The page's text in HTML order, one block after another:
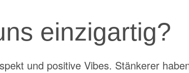
einzigartig?
und positive Vibes. Stänkerer